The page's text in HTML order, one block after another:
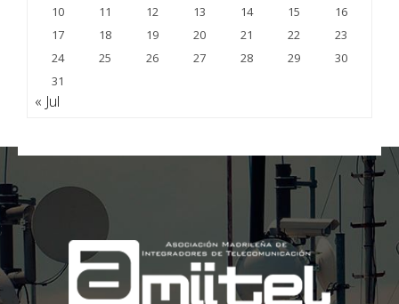
10
11 12 13 14 15
16
17
18 19 20 21 22
23
24
25 26 27 28 29
30
31
« Jul
;